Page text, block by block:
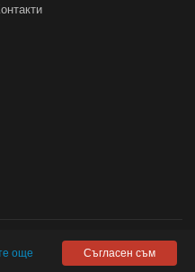
на данните.
още Съгласен съм